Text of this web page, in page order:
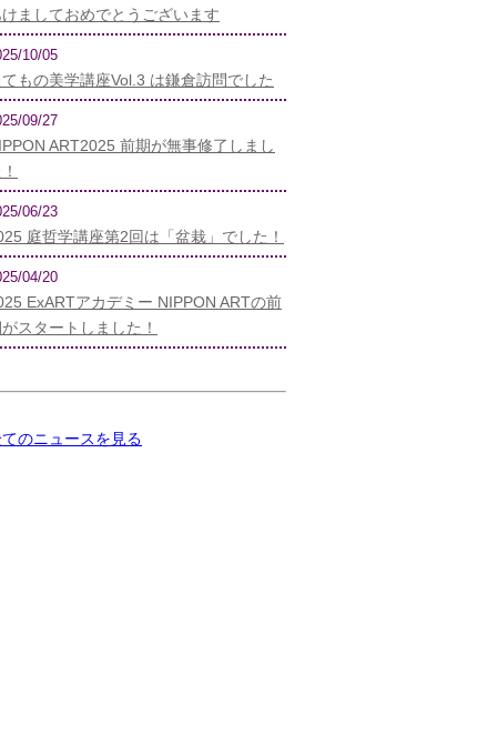
けましておめでとうございます
10/05
てもの美学講座Vol.3 は鎌倉訪問でした
09/27
ART2025 前期が無事修了しまし
06/23
庭哲学講座第2回は「盆栽」でした！
04/20
ExARTアカデミー NIPPON ARTの前
スタートしました！
のニュースを見る